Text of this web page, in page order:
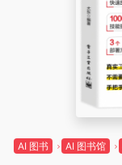
AI 图书 AI 图书馆